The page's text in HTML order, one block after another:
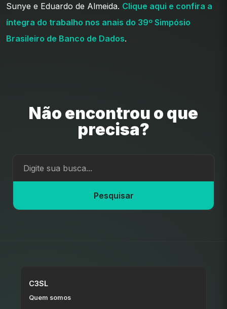
Sunye e Eduardo de Almeida. Clique aqui e confira a
íntegra do trabalho nos anais do 39º Simpósio
Brasileiro de Banco de Dados.
Não encontrou o que
precisa?
Pesquisar
C3SL
Quem somos